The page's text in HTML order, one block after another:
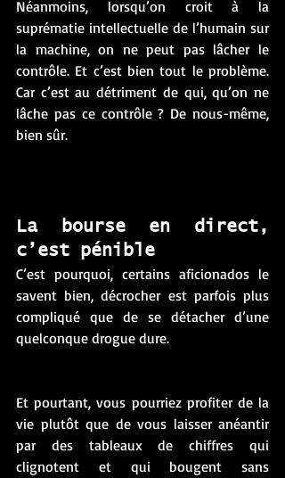
Néanmoins, lorsqu’on croit à la
suprématie intellectuelle de l’humain sur
la machine, on ne peut pas lâcher le
contrôle. Et c’est bien tout le problème.
Car c’est au détriment de qui, qu’on ne
lâche pas ce contrôle ? De nous-même,
bien sûr.
La bourse en direct,
c’est pénible
C’est pourquoi, certains aficionados le
savent bien, décrocher est parfois plus
compliqué que de se détacher d’une
quelconque drogue dure.
Et pourtant, vous pourriez profiter de la
vie plutôt que de vous laisser anéantir
par des tableaux de chiffres qui
clignotent et qui bougent sans